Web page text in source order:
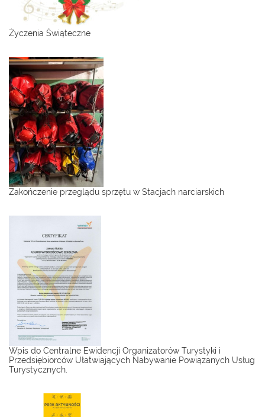
Życzenia Świąteczne
Zakończenie przeglądu sprzętu w Stacjach narciarskich
Wpis do Centralne Ewidencji Organizatorów Turystyki i
Przedsiębiorców Ułatwiających Nabywanie Powiązanych Usług
Turystycznych.